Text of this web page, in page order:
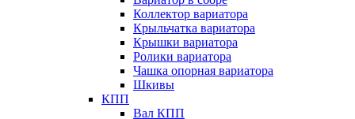
Коллектор вариатора
Крыльчатка вариатора
Крышки вариатора
Ролики вариатора
Чашка опорная вариатора
Шкивы
КПП
Вал КПП